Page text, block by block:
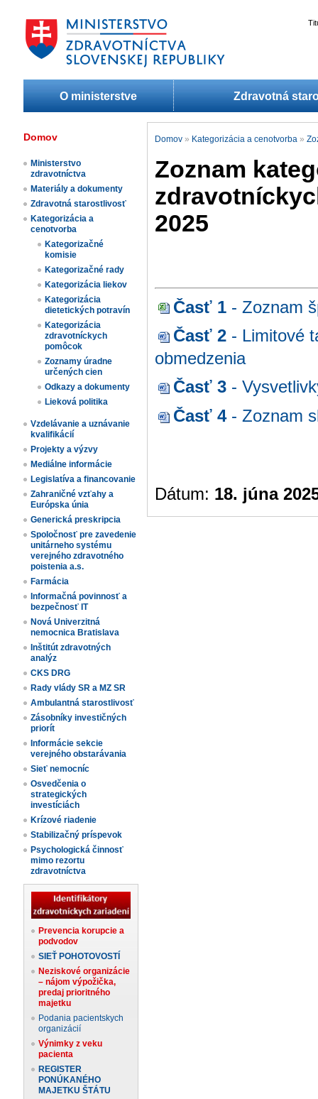
O ministerstve Zdravotná
Domov
Ministerstvo
zdravotníctva
Materiály a dokumenty
Zdravotná starostlivosť
Kategorizácia a
cenotvorba
Kategorizačné
komisie
Kategorizačné rady
Kategorizácia liekov​
Kategorizácia
dietetických potravín​
Kategorizácia
zdravotníckych
pomôcok
Zoznamy úradne
určených cien​
Odkazy a dokumenty
Lieková politika
Vzdelávanie a uznávanie
kvalifikácií
Projekty a výzvy
Mediálne informácie
Legislatíva a financovanie
Zahraničné vzťahy a
Európska únia
Generická preskripcia
Spoločnosť pre zavedenie
unitárneho systému
verejného zdravotného
poistenia a.s.
Farmácia
Informačná povinnosť a
bezpečnosť IT
Nová Univerzitná
nemocnica Bratislava
Inštitút zdravotných
analýz
CKS DRG
Rady vlády SR a MZ SR
Ambulantná starostlivosť
Zásobníky investičných
priorít
Informácie sekcie
verejného obstarávania
Sieť nemocníc
Osvedčenia o
strategických
investíciách
Krízové riadenie
Stabilizačný príspevok
Psychologická činnosť
mimo rezortu
zdravotníctva
Prevencia korupcie a
podvodov
SIEŤ POHOTOVOSTÍ
Neziskové organizácie
– nájom výpožička,
predaj prioritného
majetku
Podania pacientskych
organizácií
Výnimky z veku
pacienta
REGISTER
PONÚKANÉHO
MAJETKU ŠTÁTU
Domov » Kategorizácia a cenotvorba »
Zoznam
2025
Časť 1 - Zoznam
Časť 2 - Limitové
obmedzenia
Časť 3 -
Časť 4- Zoznam
Dátum: 18. júna